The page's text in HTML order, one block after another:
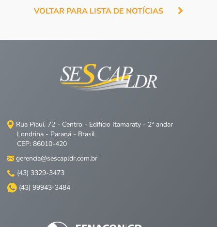
VOLTAR PARA LISTA DE NOTÍCIAS
Rua Piauí, 72 - Centro - Edifício Itamaraty - 2º andar
Londrina - Paraná - Brasil
CEP: 86010-420
gerencia@sescapldr.com.br
(43) 3329-3473
(43) 99943-3484